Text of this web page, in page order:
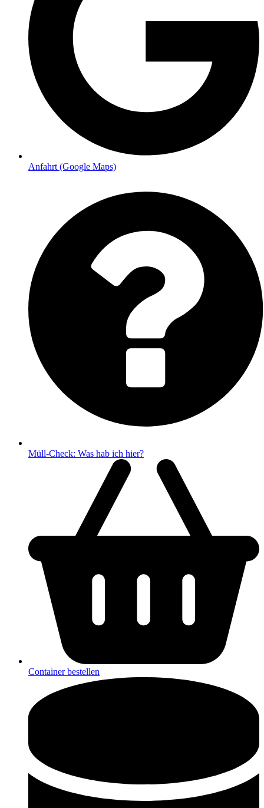
Anfahrt (Google Maps)
Müll-Check: Was hab ich hier?
Container bestellen